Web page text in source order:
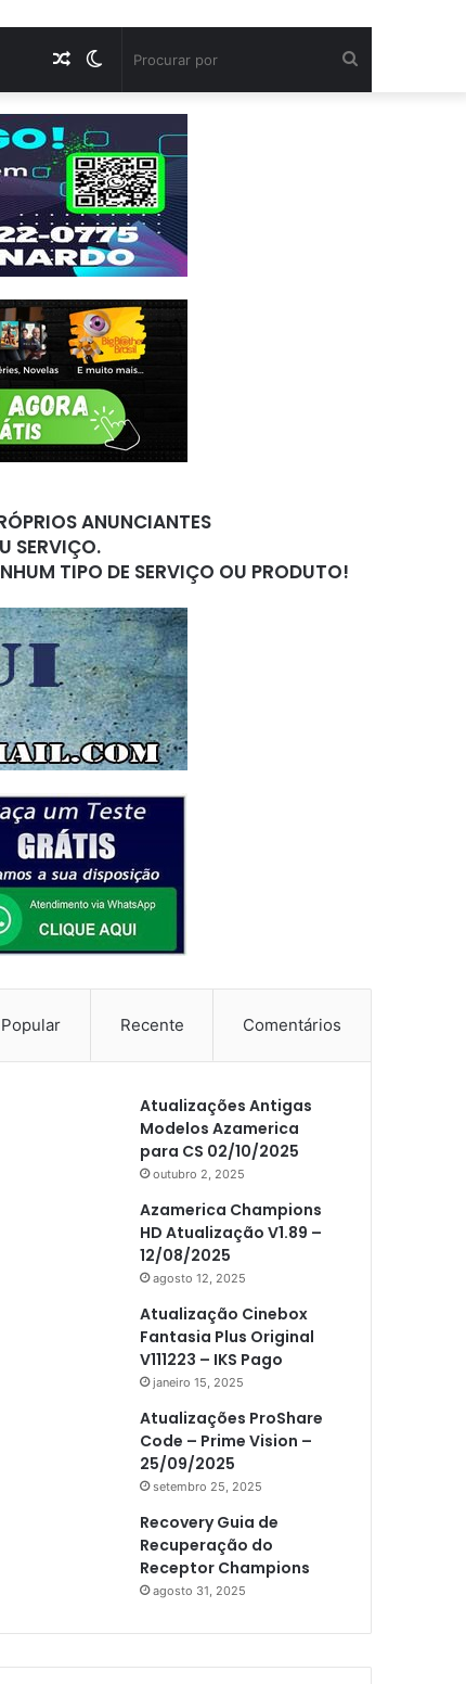
Switch
Artigo
aleatório
ANUNCIANTES
SERVIÇO.
TIPO DE SERVIÇO OU PRODUTO!
Popular Recente Comentários
Atualizações Antigas
Modelos Azamerica
para CS 02/10/2025
outubro 2, 2025
Azamerica Champions
HD Atualização V1.89 –
12/08/2025
agosto 12, 2025
Atualização Cinebox
Fantasia Plus Original
V111223 – IKS Pago
janeiro 15, 2025
Atualizações ProShare
Code – Prime Vision –
25/09/2025
setembro 25, 2025
Recovery Guia de
Recuperação do
Receptor Champions
agosto 31, 2025